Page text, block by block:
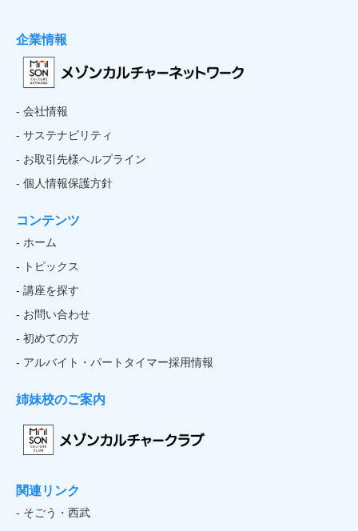
企業情報
- 会社情報
- サステナビリティ
- お取引先様ヘルプライン
- 個人情報保護方針
コンテンツ
- ホーム
- トピックス
- 講座を探す
- お問い合わせ
- 初めての方
- アルバイト・パートタイマー採用情報
姉妹校のご案内
関連リンク
- そごう・西武